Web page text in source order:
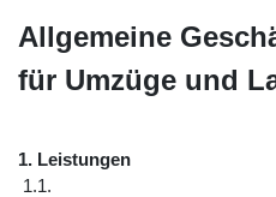
Allgemeine
für Umzüge und
1. Leistungen
1.1.